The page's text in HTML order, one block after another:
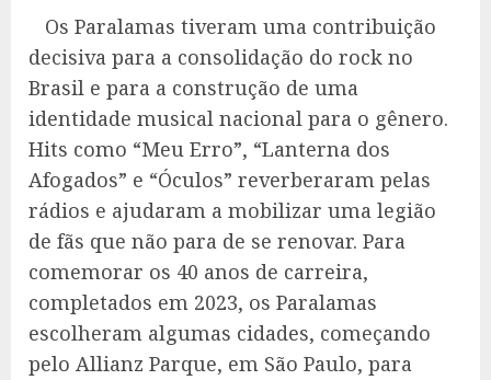
Os Paralamas tiveram uma contribuição
decisiva para a consolidação do rock no
Brasil e para a construção de uma
identidade musical nacional para o gênero.
Hits como “Meu Erro”, “Lanterna dos
Afogados” e “Óculos” reverberaram pelas
rádios e ajudaram a mobilizar uma legião
de fãs que não para de se renovar. Para
comemorar os 40 anos de carreira,
completados em 2023, os Paralamas
escolheram algumas cidades, começando
pelo Allianz Parque, em São Paulo, para